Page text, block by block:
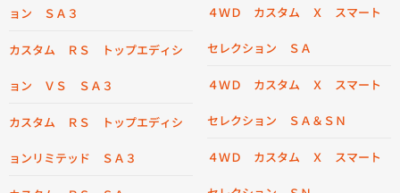
ョン ＳＡ３
カスタム ＲＳ トップエディシ
ョン ＶＳ ＳＡ３
カスタム ＲＳ トップエディシ
ョンリミテッド ＳＡ３
４ＷＤ カスタム Ｘ スマート
セレクション ＳＡ
４ＷＤ カスタム Ｘ スマート
セレクション ＳＡ＆ＳＮ
４ＷＤ カスタム Ｘ スマート